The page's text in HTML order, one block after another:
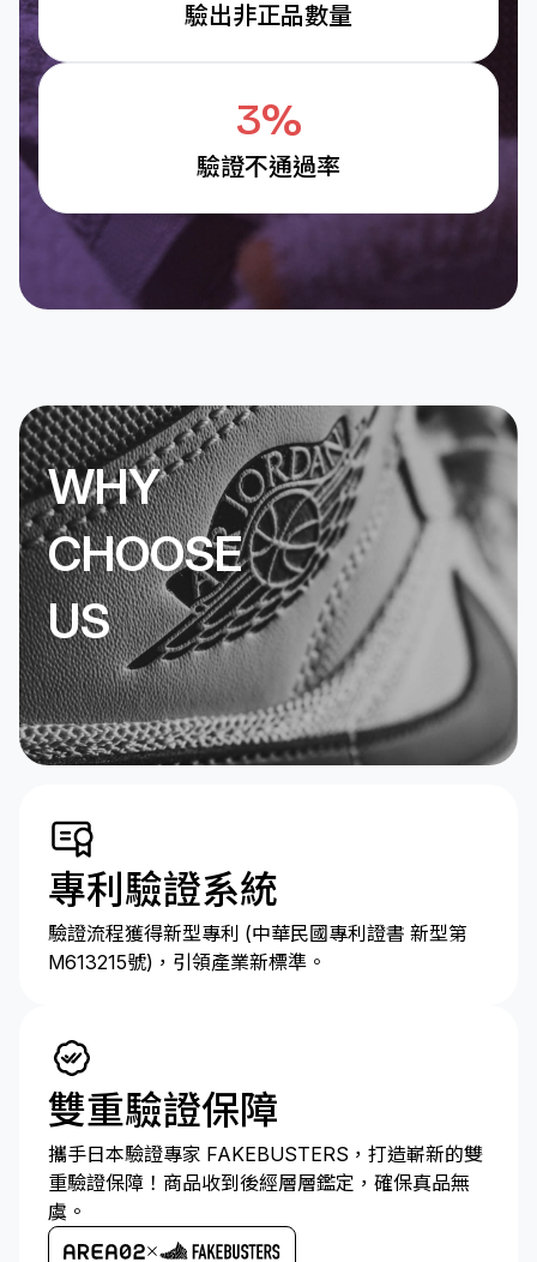
驗出非正品數量
3%
驗證不通過率
WHY
CHOOSE
US
專利驗證系統
驗證流程獲得新型專利 (中華民國專利證書 新型第
M613215號)，引領產業新標準。
雙重驗證保障
攜手日本驗證專家 FAKEBUSTERS，打造嶄新的雙
重驗證保障！商品收到後經層層鑑定，確保真品無
虞。